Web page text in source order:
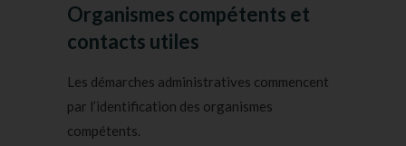
Organismes compétents et
contacts utiles
Les démarches administratives commencent
par l’identification des organismes
compétents.